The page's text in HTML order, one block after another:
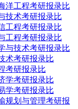
洋工程考研报录比
技术考研报录比
工程考研报录比
工程考研报录比
与技术考研报录比
术考研报录比
考研报录比
学考研报录比
学考研报录比
规划与管理考研报